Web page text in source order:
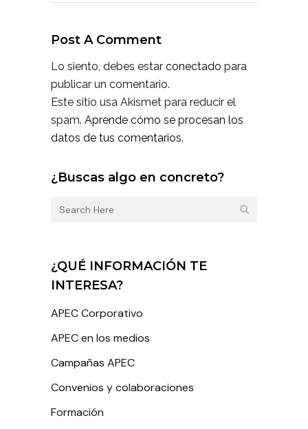
Post A Comment
Lo siento, debes estar conectado para
publicar un comentario.
Este sitio usa Akismet para reducir el
spam. Aprende cómo se procesan los
datos de tus comentarios.
¿Buscas algo en concreto?
¿QUÉ INFORMACIÓN TE
INTERESA?
APEC Corporativo
APEC en los medios
Campañas APEC
Convenios y colaboraciones
Formación